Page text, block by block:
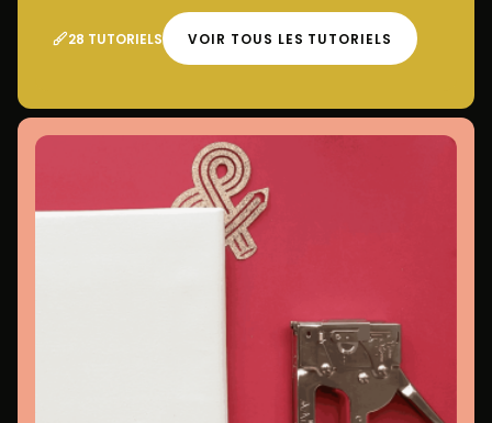
28 TUTORIELS VOIR TOUS LES TUTORIELS